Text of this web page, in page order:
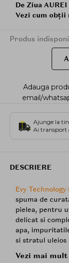
De Ziua AUREI
Vezi cum obții
Produs
Adauga
email/
Ajunge la
Ai transport
DESCRIERE
Evy
spuma de
pielea, pentru
delicat si
apa,
si stratul uleios
Textura de
Vezi mai mult